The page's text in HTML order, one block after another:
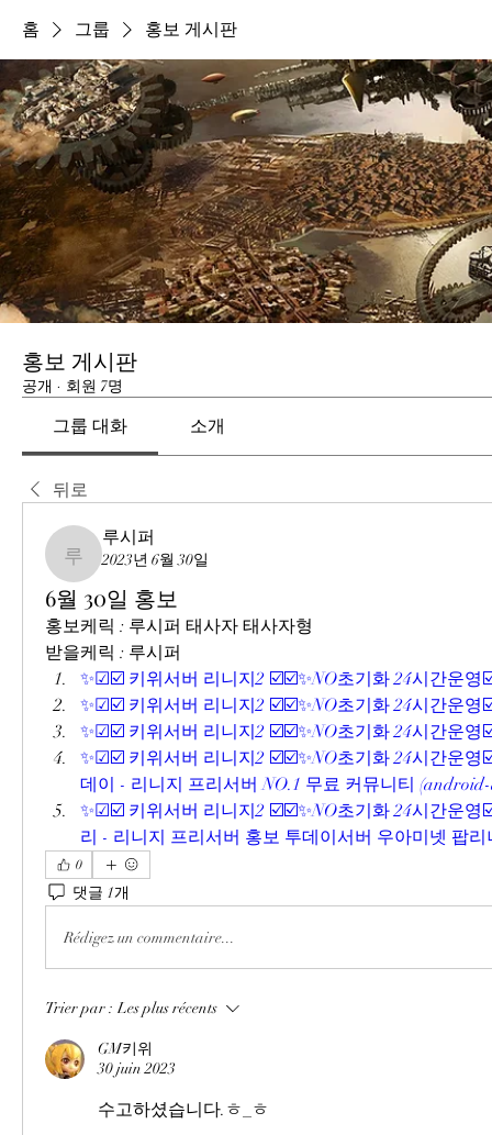
홈 그룹 홍보 게시판
홍보 게시판
공개 · 회원 7명
그룹 대화 소개
뒤로
루시퍼
루시퍼
2023년 6월 30일
6월 30일 홍보
홍보케릭 : 루시퍼 태사자 태사자형
받을케릭 : 루시퍼
✨☑☑️ 키위서버 리니지2 ☑️☑️✨NO초기화 24시간운영
✨☑☑️ 키위서버 리니지2 ☑️☑️✨NO초기화 24시간운영
✨☑☑️ 키위서버 리니지2 ☑️☑️✨NO초기화 24시간운영
✨☑☑️ 키위서버 리니지2 ☑️☑️✨NO초기화 24시간운영
데이 - 리니지 프리서버 NO.1 무료 커뮤니티 (android-
✨☑☑️ 키위서버 리니지2 ☑️☑️✨NO초기화 24시간운영
리 - 리니지 프리서버 홍보 투데이서버 우아미넷 팝리
0
댓글 1개
Rédigez un commentaire...
Trier par : Les plus récents
GM키위
30 juin 2023
수고하셨습니다.ㅎ_ㅎ